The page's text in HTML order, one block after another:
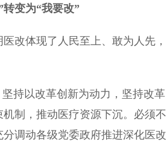
变为“我要改”
改体现了人民至上、敢为人先，
持以改革创新为动力，坚持改革
制，推动医疗资源下沉。必须不
调动各级党委政府推进深化医改